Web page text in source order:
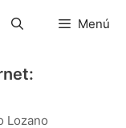
Menú
Lozano